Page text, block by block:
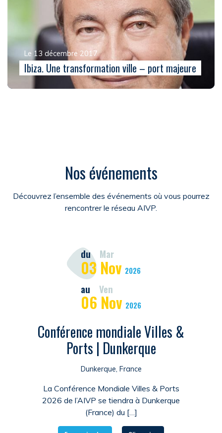
Le 13 décembre 2017
Ibiza. Une transformation ville – port majeure
Nos événements
Découvrez l’ensemble des événements où vous pourrez
rencontrer le réseau AIVP.
du Mar
03 Nov 2026
au Ven
06 Nov 2026
Conférence mondiale Villes &
Ports | Dunkerque
Dunkerque, France
La Conférence Mondiale Villes & Ports
2026 de l’AIVP se tiendra à Dunkerque
(France) du […]